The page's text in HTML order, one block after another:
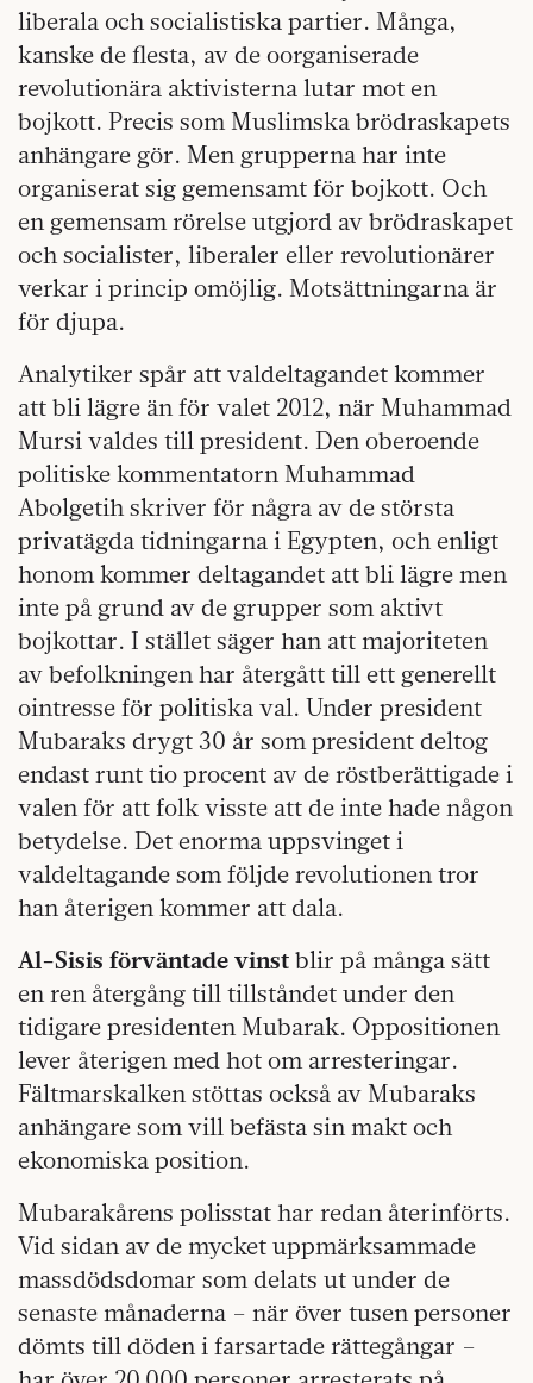
liberala och socialistiska partier. Många,
kanske de flesta, av de oorganiserade
revolutionära aktivisterna lutar mot en
bojkott. Precis som Muslimska brödraskapets
anhängare gör. Men grupperna har inte
organiserat sig gemensamt för bojkott. Och
en gemensam rörelse utgjord av brödraskapet
och socialister, liberaler eller revolutionärer
verkar i princip omöjlig. Motsättningarna är
för djupa.
Analytiker spår att valdeltagandet kommer
att bli lägre än för valet 2012, när Muhammad
Mursi valdes till president. Den oberoende
politiske kommentatorn Muhammad
Abolgetih skriver för några av de största
privatägda tidningarna i Egypten, och enligt
honom kommer deltagandet att bli lägre men
inte på grund av de grupper som aktivt
bojkottar. I stället säger han att majoriteten
av befolkningen har återgått till ett generellt
ointresse för politiska val. Under president
Mubaraks drygt 30 år som president deltog
endast runt tio procent av de röstberättigade i
valen för att folk visste att de inte hade någon
betydelse. Det enorma uppsvinget i
valdeltagande som följde revolutionen tror
han återigen kommer att dala.
Al-Sisis förväntade vinst blir på många sätt
en ren återgång till tillståndet under den
tidigare presidenten Mubarak. Oppositionen
lever återigen med hot om arresteringar.
Fältmarskalken stöttas också av Mubaraks
anhängare som vill befästa sin makt och
ekonomiska position.
Mubarakårens polisstat har redan återinförts.
Vid sidan av de mycket uppmärksammade
massdödsdomar som delats ut under de
senaste månaderna – när över tusen personer
dömts till döden i farsartade rättegångar –